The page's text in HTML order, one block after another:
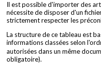
Il est possible d'importer des
nécessite de disposer d'un
strictement respecter les
La structure de ce tableau est
informations classées selon
autorisées dans un même
obligatoire).